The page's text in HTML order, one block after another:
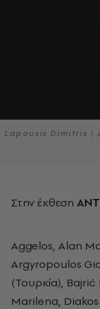
Lapousis Dimitris |
Στην έκθεση
Aggelos, Alan
Argyropoulos
(Τουρκία),
Marilena,